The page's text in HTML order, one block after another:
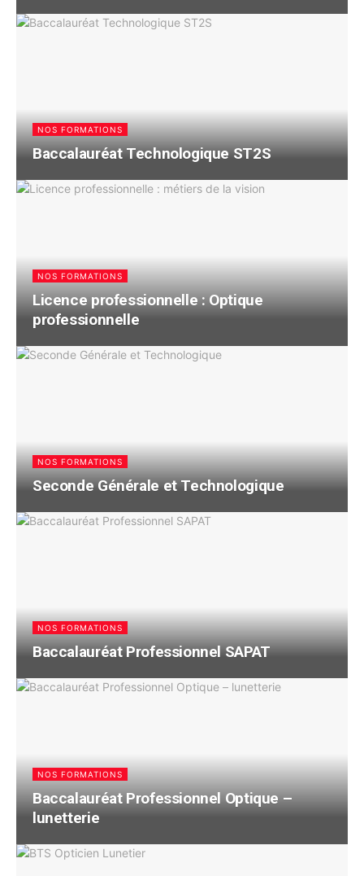
NOS FORMATIONS
Baccalauréat Technologique ST2S
NOS FORMATIONS
Licence professionnelle : Optique
professionnelle
NOS FORMATIONS
Seconde Générale et Technologique
NOS FORMATIONS
Baccalauréat Professionnel SAPAT
NOS FORMATIONS
Baccalauréat Professionnel Optique –
lunetterie